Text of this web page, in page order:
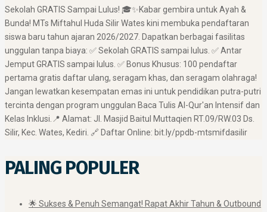
​Sekolah GRATIS Sampai Lulus! 🎓✨ ​Kabar gembira untuk Ayah &
Bunda! MTs Miftahul Huda Silir Wates kini membuka pendaftaran
siswa baru tahun ajaran 2026/2027. Dapatkan berbagai fasilitas
unggulan tanpa biaya: ✅ Sekolah GRATIS sampai lulus. ✅ Antar
Jemput GRATIS sampai lulus. ✅ Bonus Khusus: 100 pendaftar
pertama gratis daftar ulang, seragam khas, dan seragam olahraga! ​
Jangan lewatkan kesempatan emas ini untuk pendidikan putra-putri
tercinta dengan program unggulan Baca Tulis Al-Qur'an Intensif dan
Kelas Inklusi. ​📍 Alamat: Jl. Masjid Baitul Muttaqien RT.09/RW.03 Ds.
Silir, Kec. Wates, Kediri. 🔗 Daftar Online: bit.ly/ppdb-mtsmifdasilir
PALING POPULER
🌟 Sukses & Penuh Semangat! Rapat Akhir Tahun & Outbound